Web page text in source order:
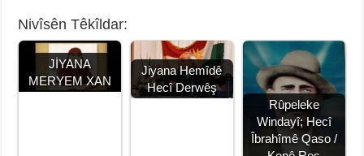
c
e
b
tt
er
at
e
n
gr
a
y
Li
e
Nivîsên Têkîldar:
JİYANA
MERYEM XAN
Jiyana Hemîdê
Hecî Derwêş
Rûpeleke
Windayî; Hecî
Îbrahîmê Qaso /